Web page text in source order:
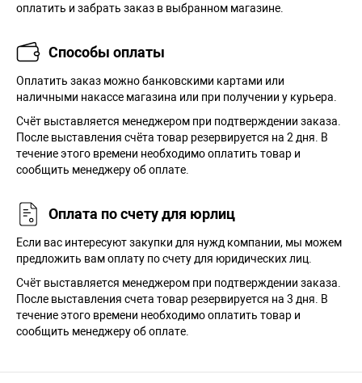
оплатить и забрать заказ в выбранном магазине.
Способы оплаты
Оплатить заказ можно банковскими картами или
наличными накассе магазина или при получении у курьера.
Cчёт выставляется менеджером при подтверждении заказа.
После выставления счёта товар резервируется на 2 дня. В
течение этого времени необходимо оплатить товар и
сообщить менеджеру об оплате.
Оплата по счету для юрлиц
Если вас интересуют закупки для нужд компании, мы можем
предложить вам оплату по счету для юридических лиц.
Счёт выставляется менеджером при подтверждении заказа.
После выставления счета товар резервируется на 3 дня. В
течение этого времени необходимо оплатить товар и
сообщить менеджеру об оплате.